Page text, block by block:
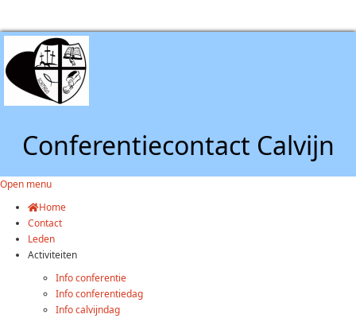
Conferentiecontact Calvijn
Open menu
Home
Contact
Leden
Activiteiten
Info conferentie
Info conferentiedag
Info calvijndag